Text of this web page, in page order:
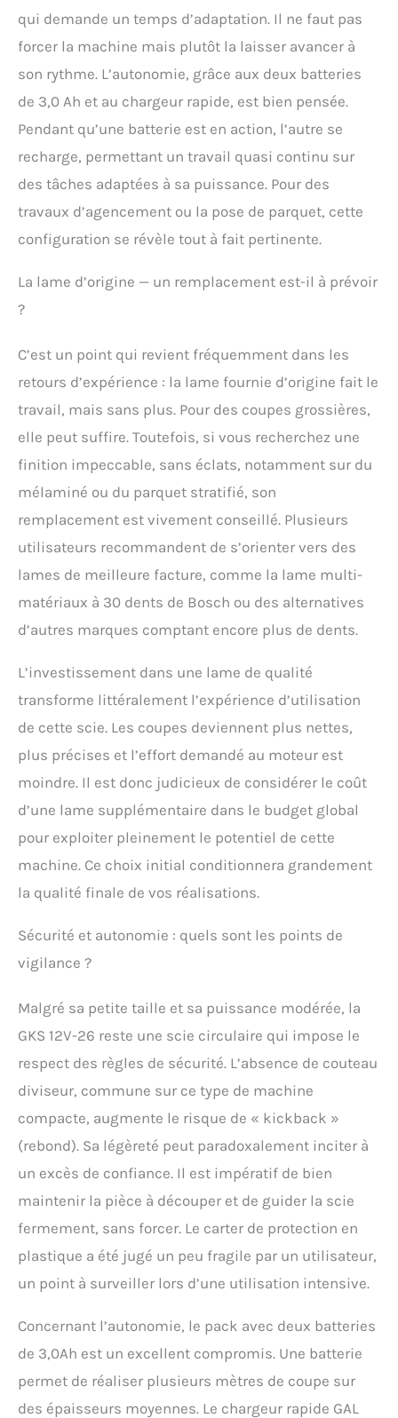
qui demande un temps d’adaptation. Il ne faut pas
forcer la machine mais plutôt la laisser avancer à
son rythme. L’autonomie, grâce aux deux batteries
de 3,0 Ah et au chargeur rapide, est bien pensée.
Pendant qu’une batterie est en action, l’autre se
recharge, permettant un travail quasi continu sur
des tâches adaptées à sa puissance. Pour des
travaux d’agencement ou la pose de parquet, cette
configuration se révèle tout à fait pertinente.
La lame d’origine — un remplacement est-il à prévoir
?
C’est un point qui revient fréquemment dans les
retours d’expérience : la lame fournie d’origine fait le
travail, mais sans plus. Pour des coupes grossières,
elle peut suffire. Toutefois, si vous recherchez une
finition impeccable, sans éclats, notamment sur du
mélaminé ou du parquet stratifié, son
remplacement est vivement conseillé. Plusieurs
utilisateurs recommandent de s’orienter vers des
lames de meilleure facture, comme la lame multi-
matériaux à 30 dents de Bosch ou des alternatives
d’autres marques comptant encore plus de dents.
L’investissement dans une lame de qualité
transforme littéralement l’expérience d’utilisation
de cette scie. Les coupes deviennent plus nettes,
plus précises et l’effort demandé au moteur est
moindre. Il est donc judicieux de considérer le coût
d’une lame supplémentaire dans le budget global
pour exploiter pleinement le potentiel de cette
machine. Ce choix initial conditionnera grandement
la qualité finale de vos réalisations.
Sécurité et autonomie : quels sont les points de
vigilance ?
Malgré sa petite taille et sa puissance modérée, la
GKS 12V-26 reste une scie circulaire qui impose le
respect des règles de sécurité. L’absence de couteau
diviseur, commune sur ce type de machine
compacte, augmente le risque de « kickback »
(rebond). Sa légèreté peut paradoxalement inciter à
un excès de confiance. Il est impératif de bien
maintenir la pièce à découper et de guider la scie
fermement, sans forcer. Le carter de protection en
plastique a été jugé un peu fragile par un utilisateur,
un point à surveiller lors d’une utilisation intensive.
Concernant l’autonomie, le pack avec deux batteries
de 3,0Ah est un excellent compromis. Une batterie
permet de réaliser plusieurs mètres de coupe sur
des épaisseurs moyennes. Le chargeur rapide GAL